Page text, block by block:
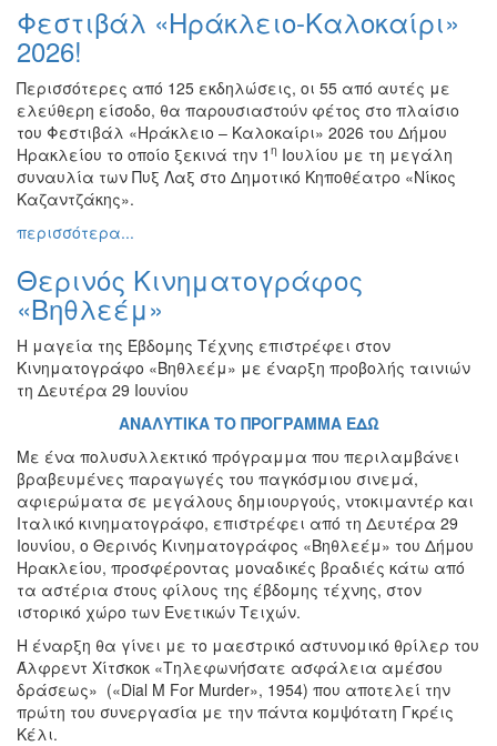
Θέατρο
Παζάρι
Ειδών
Συνέδρια
Ημερίδες
-
Διημερίδες
Σεμινάρια-
Διαλέξεις-
Ομιλίες
Διάφορες
Εκθέσεις
Εκδηλώσεις
για
Παιδιά
Άλλες
Εκδηλώσεις
ΤΟΠΟΣ
ΜΑΣ
ΔΗΜΟΣ
ΠΟΛΙΤΙΣΜΟΣ
Φεστιβάλ «Ηράκλειο-Καλοκαίρι»
2026!
Περισσότερες από 125 εκδηλώσεις, οι 55 από αυτές με
ελεύθερη είσοδο, θα παρουσιαστούν φέτος στο πλαίσιο
του Φεστιβάλ «Ηράκλειο – Καλοκαίρι» 2026 του Δήμου
Ηρακλείου το οποίο ξεκινά την 1 η Ιουλίου με τη μεγάλη
συναυλία των Πυξ Λαξ στο Δημοτικό Κηποθέατρο «Νίκος
Καζαντζάκης».
περισσότερα...
Θερινός Κινηματογράφος
«Βηθλεέμ»
Η μαγεία της Έβδομης Τέχνης επιστρέφει στον
Κινηματογράφο «Βηθλεέμ» με έναρξη προβολής ταινιών
τη Δευτέρα 29 Ιουνίου
ΑΝΑΛΥΤΙΚΑ ΤΟ ΠΡΟΓΡΑΜΜΑ ΕΔΩ
Με ένα πολυσυλλεκτικό πρόγραμμα που περιλαμβάνει
βραβευμένες παραγωγές του παγκόσμιου σινεμά,
αφιερώματα σε μεγάλους δημιουργούς, ντοκιμαντέρ και
Ιταλικό κινηματογράφο, επιστρέφει από τη Δευτέρα 29
Ιουνίου, ο Θερινός Κινηματογράφος «Βηθλεέμ» του Δήμου
Ηρακλείου, προσφέροντας μοναδικές βραδιές κάτω από
τα αστέρια στους φίλους της έβδομης τέχνης, στον
ιστορικό χώρο των Ενετικών Τειχών.
Η έναρξη θα γίνει με το μαεστρικό αστυνομικό θρίλερ του
Άλφρεντ Χίτσκοκ «Τηλεφωνήσατε ασφάλεια αμέσου
δράσεως» («Dial M For Murder», 1954) που αποτελεί την
πρώτη του συνεργασία με την πάντα κομψότατη Γκρέις
Κέλι.